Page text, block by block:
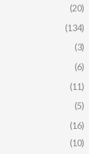
(20)
(134)
(3)
(6)
(11)
(5)
(16)
(10)